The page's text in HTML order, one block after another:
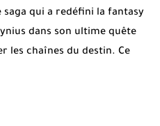
saga qui a redéfini la fantasy
dans son ultime quête
les chaînes du destin. Ce
**Livraison Gratuite** et du